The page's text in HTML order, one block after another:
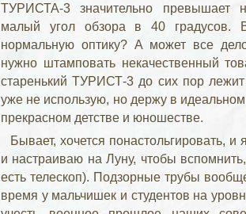
ТУРИСТА-3 значительно превышает
малый угол обзора в 40 градусов.
нормальную оптику? А может все
нужно штамповать некачественный
старенький ТУРИСТ-3 до сих пор
уже не использую, но держу в
прекрасном детстве и юношестве.
Бывает, хочется понастольгировать,
и настраиваю на Луну, чтобы
есть телескоп). Подзорные трубы
время у мальчишек и студентов на